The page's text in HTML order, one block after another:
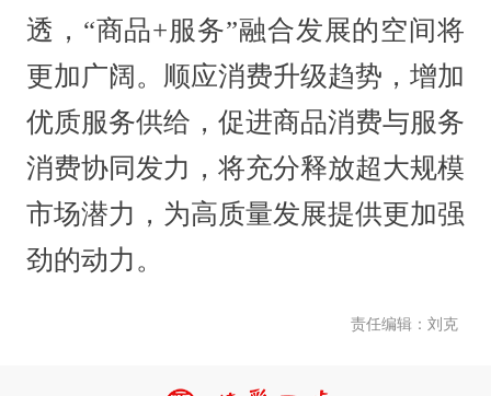
透，“商品+服务”融合发展的空间将
更加广阔。顺应消费升级趋势，增加
优质服务供给，促进商品消费与服务
消费协同发力，将充分释放超大规模
市场潜力，为高质量发展提供更加强
劲的动力。
责任编辑：刘克